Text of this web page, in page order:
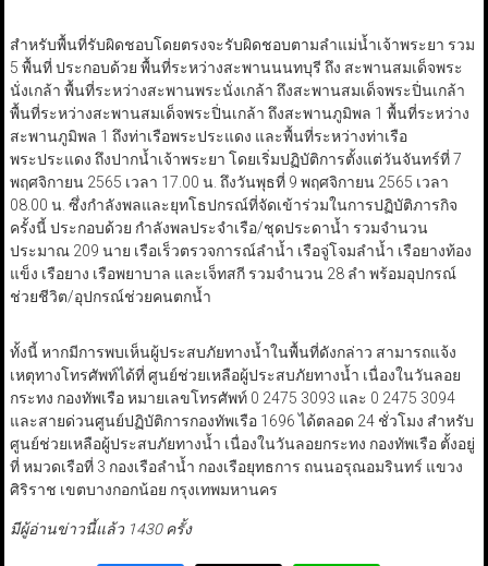
สำหรับพื้นที่รับผิดชอบโดยตรงจะรับผิดชอบตามลำแม่น้ำเจ้าพระยา รวม
5 พื้นที่ ประกอบด้วย พื้นที่ระหว่างสะพานนนทบุรี ถึง สะพานสมเด็จพระ
นั่งเกล้า พื้นที่ระหว่างสะพานพระนั่งเกล้า ถึงสะพานสมเด็จพระปิ่นเกล้า
พื้นที่ระหว่างสะพานสมเด็จพระปิ่นเกล้า ถึงสะพานภูมิพล 1 พื้นที่ระหว่าง
สะพานภูมิพล 1 ถึงท่าเรือพระประแดง และพื้นที่ระหว่างท่าเรือ
พระประแดง ถึงปากน้ำเจ้าพระยา โดยเริ่มปฏิบัติการตั้งแต่วันจันทร์ที่ 7
พฤศจิกายน 2565 เวลา 17.00 น. ถึงวันพุธที่ 9 พฤศจิกายน 2565 เวลา
08.00 น. ซึ่งกำลังพลและยุทโธปกรณ์ที่จัดเข้าร่วมในการปฏิบัติภารกิจ
ครั้งนี้ ประกอบด้วย กำลังพลประจำเรือ/ชุดประดาน้ำ รวมจำนวน
ประมาณ 209 นาย เรือเร็วตรวจการณ์ลำน้ำ เรือจู่โจมลำน้ำ เรือยางท้อง
แข็ง เรือยาง เรือพยาบาล และเจ็ทสกี รวมจำนวน 28 ลำ พร้อมอุปกรณ์
ช่วยชีวิต/อุปกรณ์ช่วยคนตกน้ำ
ทั้งนี้ หากมีการพบเห็นผู้ประสบภัยทางน้ำในพื้นที่ดังกล่าว สามารถแจ้ง
เหตุทางโทรศัพท์ได้ที่ ศูนย์ช่วยเหลือผู้ประสบภัยทางน้ำ เนื่องในวันลอย
กระทง กองทัพเรือ หมายเลขโทรศัพท์ 0 2475 3093 และ 0 2475 3094
และสายด่วนศูนย์ปฏิบัติการกองทัพเรือ 1696 ได้ตลอด 24 ชั่วโมง สำหรับ
ศูนย์ช่วยเหลือผู้ประสบภัยทางน้ำ เนื่องในวันลอยกระทง กองทัพเรือ ตั้งอยู่
ที่ หมวดเรือที่ 3 กองเรือลำน้ำ กองเรือยุทธการ ถนนอรุณอมรินทร์ แขวง
ศิริราช เขตบางกอกน้อย กรุงเทพมหานคร
มีผู้อ่านข่าวนี้แล้ว 1430 ครั้ง